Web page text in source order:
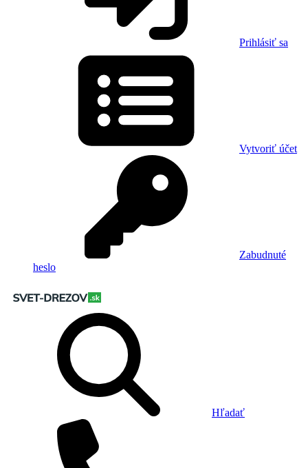
Prihlásiť sa
Vytvoriť účet
Zabudnuté
heslo
Hľadať